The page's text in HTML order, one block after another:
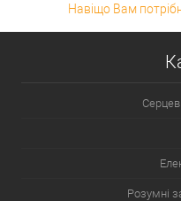
Навіщо Вам
Розумні